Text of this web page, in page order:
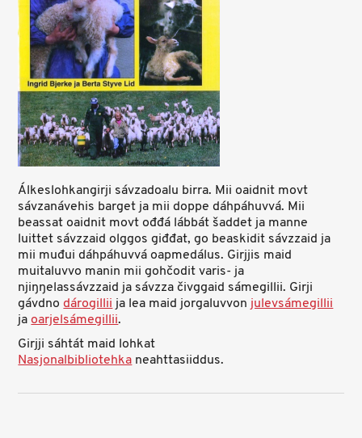
Álkeslohkangirji sávzadoalu birra. Mii oaidnit movt
sávzanávehis barget ja mii doppe dáhpáhuvvá. Mii
beassat oaidnit movt ođđá lábbát šaddet ja manne
luittet sávzzaid olggos giđđat, go beaskidit sávzzaid ja
mii muđui dáhpáhuvvá oapmedálus. Girjjis maid
muitaluvvo manin mii gohčodit varis- ja
njiŋŋelassávzzaid ja sávzza čivggaid sámegillii. Girji
gávdnodárogilliija lea maid jorgaluvvonjulevsámegillii
jaoarjelsámegillii.
Girjji sáhtát maid lohkat
Nasjonalbibliotehkaneahttasiiddus.